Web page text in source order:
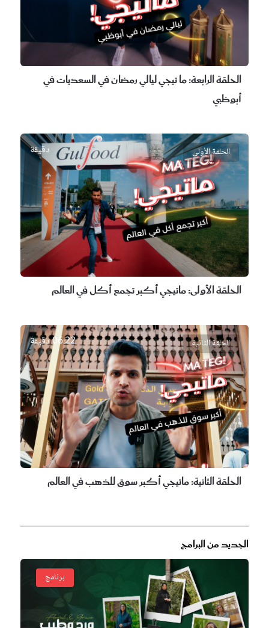
الحلقة الرابعة:ما تيجي ليالي رمضان في السعديات في
أبوظبي
الحلقة الأولى دقيقة
الحلقة الأولى:ماتيجي أكبر تجمع أكل في العالم
الحلقة الثانية 06:22 دقيقة
الحلقة الثانية:ماتيجي أكبر سوق للذهب في العالم
الجديد من البرامج
برنامج